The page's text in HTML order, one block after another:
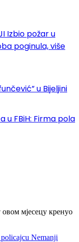
Izbio požar u
poginula, više
u Bijeljini
u FBiH: Firma pola
мјесецу кренуо
Nemanji